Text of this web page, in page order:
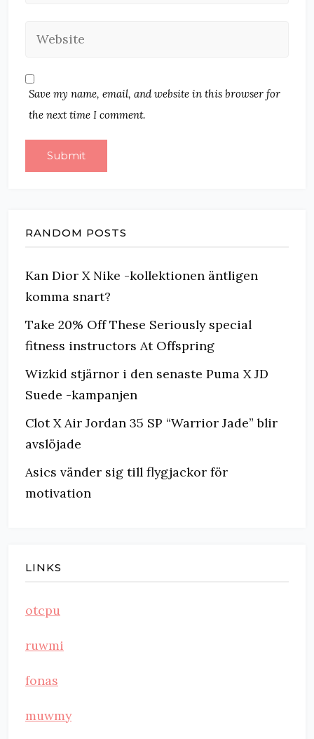
Save my name, email, and website in this browser for
the next time I comment.
RANDOM POSTS
Kan Dior X Nike -kollektionen äntligen
komma snart?
Take 20% Off These Seriously special
fitness instructors At Offspring
Wizkid stjärnor i den senaste Puma X JD
Suede -kampanjen
Clot X Air Jordan 35 SP “Warrior Jade” blir
avslöjade
Asics vänder sig till flygjackor för
motivation
LINKS
otcpu
ruwmi
fonas
muwmy